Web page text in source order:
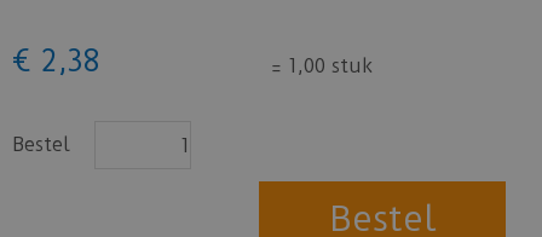
€ 2 ,38 = 1,00 stuk
Bestel